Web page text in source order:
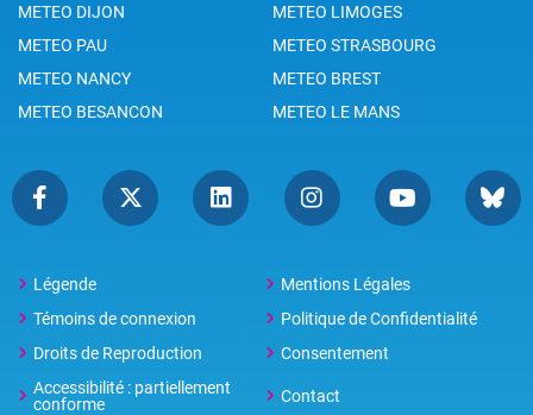
METEO DIJON
METEO LIMOGES
METEO PAU
METEO STRASBOURG
METEO NANCY
METEO BREST
METEO BESANCON
METEO LE MANS
Légende
Mentions Légales
Témoins de connexion
Politique de Confidentialité
Droits de Reproduction
Consentement
Accessibilité : partiellement
conforme
Contact